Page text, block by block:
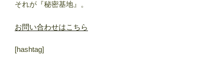
それが『秘密基地』。
お問い合わせはこちら
[hashtag]